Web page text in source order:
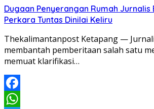
Dugaan Penyerangan Rumah Jurnalis
Perkara Tuntas Dinilai Keliru
Thekalimantanpost Ketapang —
membantah pemberitaan salah satu
memuat klarifikasi…
Facebook